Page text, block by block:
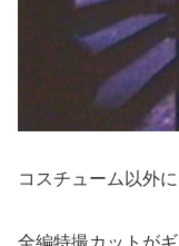
コスチューム以外
全編特撮カットが